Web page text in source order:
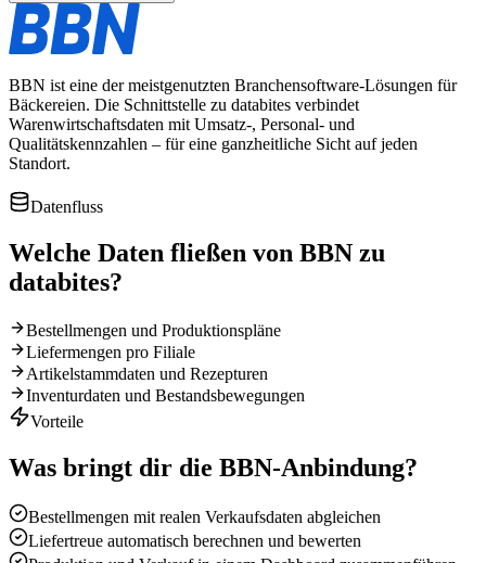
BBN ist eine der meistgenutzten Branchensoftware-Lösungen für
Bäckereien. Die Schnittstelle zu databites verbindet
Warenwirtschaftsdaten mit Umsatz-, Personal- und
Qualitätskennzahlen – für eine ganzheitliche Sicht auf jeden
Standort.
Datenfluss
Welche Daten fließen von BBN zu
databites?
Bestellmengen und Produktionspläne
Liefermengen pro Filiale
Artikelstammdaten und Rezepturen
Inventurdaten und Bestandsbewegungen
Vorteile
Was bringt dir die BBN-Anbindung?
Bestellmengen mit realen Verkaufsdaten abgleichen
Liefertreue automatisch berechnen und bewerten